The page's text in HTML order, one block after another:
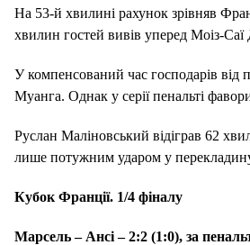
На 53-й хвилині рахунок зрівняв
хвилин гостей вивів уперед Моіз-Саї
У компенсований час господарів від
Муанга. Однак у серії пенальті
Руслан Маліновський відіграв 62
лише потужним ударом у
Кубок Франції. 1/4 фіналу
Марсель – Ансі – 2:2 (1:0), за